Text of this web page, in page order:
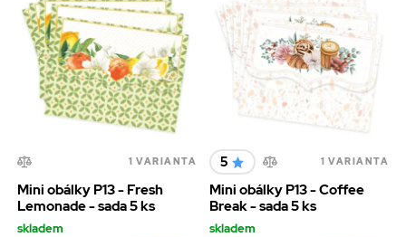
1 VARIANTA
Mini obálky P13 - Fresh
Lemonade - sada 5 ks
skladem
5 1 VARIANTA
Mini obálky P13 - Coffee
Break - sada 5 ks
skladem